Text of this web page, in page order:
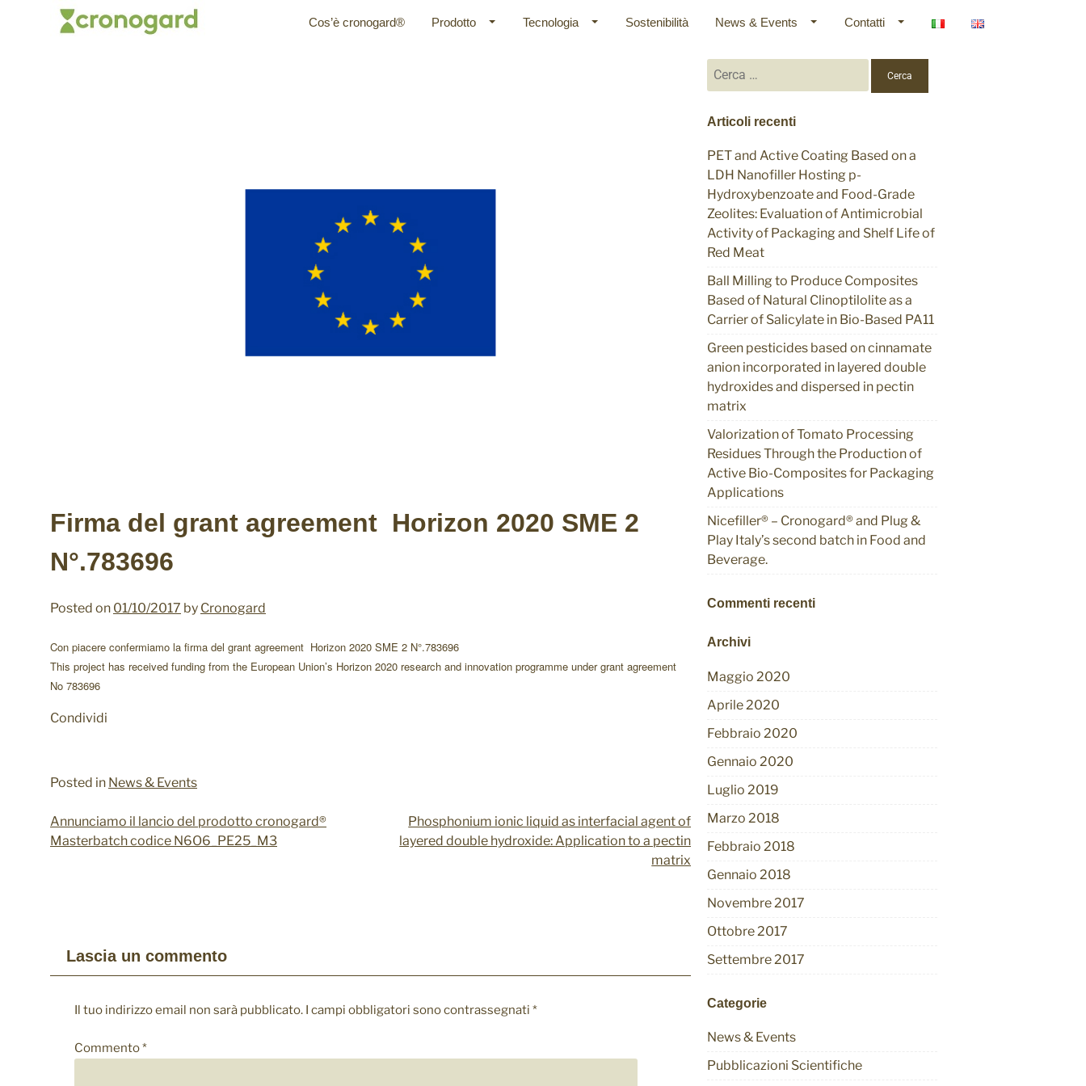
Cos’è cronogard® Prodotto Tecnologia Sostenibilità News & Events Contatti
Firma del grant agreement Horizon 2020 SME 2
N°.783696
Posted on 01/10/2017 by Cronogard
Con piacere confermiamo la firma del grant agreement Horizon 2020 SME 2 N°.783696
This project has received funding from the European Union’s Horizon 2020 research and innovation programme under grant agreement
No 783696
Condividi
Posted in News & Events
Navigazione
articoli
Annunciamo il lancio del prodotto cronogard®
Masterbatch codice N6O6_PE25_M3
Phosphonium ionic liquid as interfacial agent of
layered double hydroxide: Application to a pectin
matrix
Lascia un commento
Il tuo indirizzo email non sarà pubblicato. I campi obbligatori sono contrassegnati *
Commento*
Ricerca
per:
Articoli recenti
PET and Active Coating Based on a
LDH Nanofiller Hosting p-
Hydroxybenzoate and Food-Grade
Zeolites: Evaluation of Antimicrobial
Activity of Packaging and Shelf Life of
Red Meat
Ball Milling to Produce Composites
Based of Natural Clinoptilolite as a
Carrier of Salicylate in Bio-Based PA11
Green pesticides based on cinnamate
anion incorporated in layered double
hydroxides and dispersed in pectin
matrix
Valorization of Tomato Processing
Residues Through the Production of
Active Bio-Composites for Packaging
Applications
Nicefiller® – Cronogard® and Plug &
Play Italy’s second batch in Food and
Beverage.
Commenti recenti
Archivi
Maggio 2020
Aprile 2020
Febbraio 2020
Gennaio 2020
Luglio 2019
Marzo 2018
Febbraio 2018
Gennaio 2018
Novembre 2017
Ottobre 2017
Settembre 2017
Categorie
News & Events
Pubblicazioni Scientifiche
di base del
dati
identificativi
personali.
Web. Questi